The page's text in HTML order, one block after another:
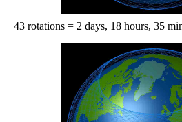
43 rotations = 2 days, 18 hours, 35